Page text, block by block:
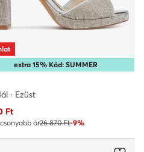
extra 15% Kód: SUMMER
· Ezüst
ár
Ft
ár26 870 Ft-9%